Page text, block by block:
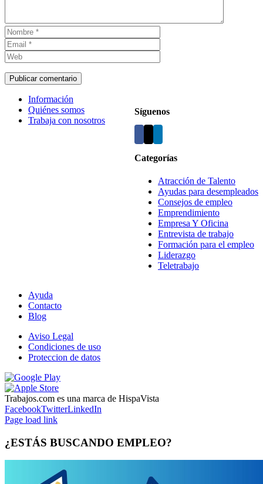
Síguenos
Categorías
Atracción de Talento
Ayudas para desempleados
Consejos de empleo
Emprendimiento
Empresa Y Oficina
Entrevista de trabajo
Formación para el empleo
Liderazgo
Teletrabajo
Información
Quiénes somos
Trabaja con nosotros
Ayuda
Contacto
Blog
Aviso Legal
Condiciones de uso
Proteccion de datos
Trabajos.com es una marca de HispaVista
FacebookTwitterLinkedIn
Page load link
¿ESTÁS BUSCANDO EMPLEO?